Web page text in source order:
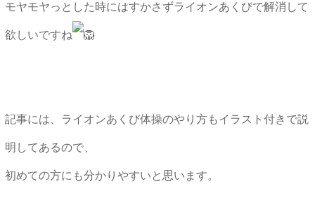
モヤモヤっとした時にはすかさずライオンあくびで解消して
欲しいですね
記事には、ライオンあくび体操のやり方もイラスト付きで説
明してあるので、
初めての方にも分かりやすいと思います。